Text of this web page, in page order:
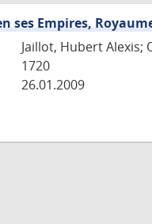
ses Empires,
Jaillot, Hubert Alexis;
1720
26.01.2009